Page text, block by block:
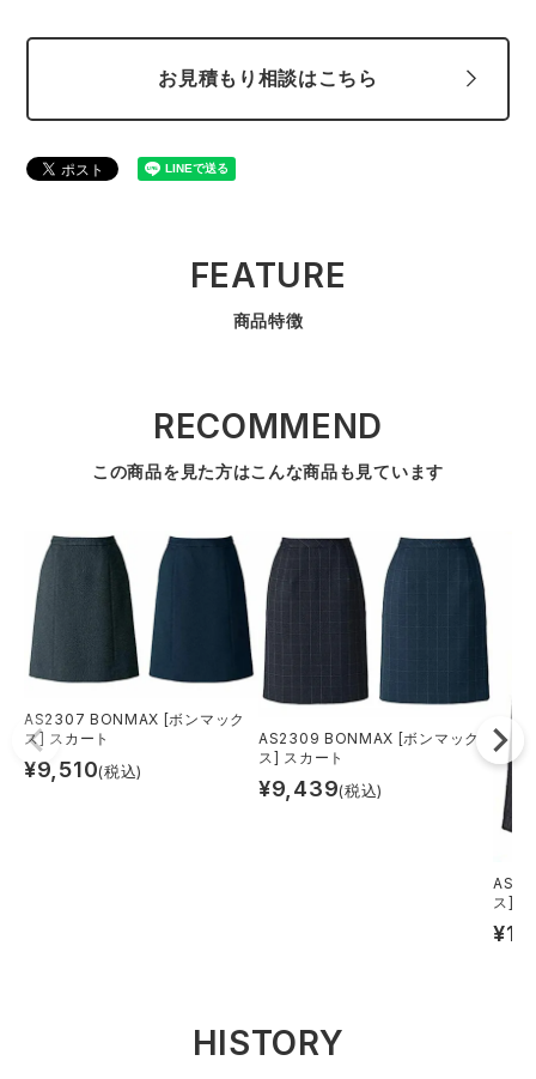
ニット
防寒
スターライト工業 東洋物産工業
弘進ゴム
お見積もり相談はこちら
FEATURE
商品特徴
RECOMMEND
この商品を見た方はこんな商品も見ています
AS2307 BONMAX [ボンマック
ス] スカート
¥9,510(税込)
AS2309 BONMAX [ボンマック
ス] スカート
¥9,439(税込)
ス]
¥
HISTORY